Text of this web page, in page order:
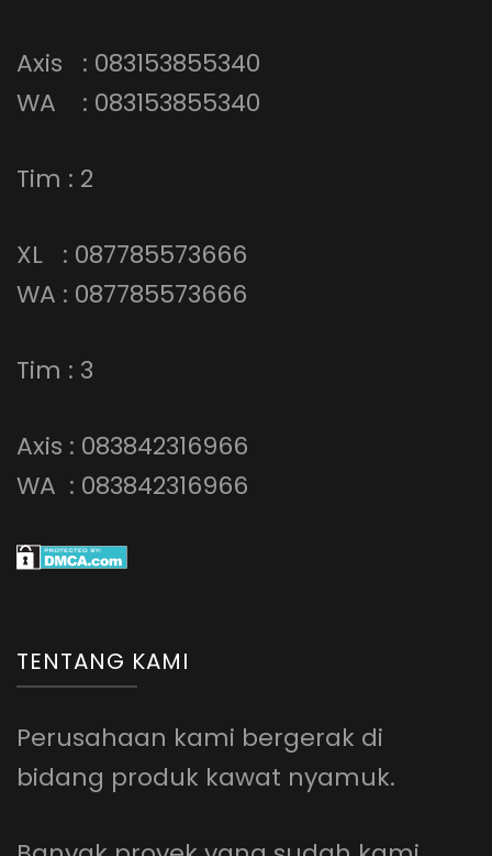
Axis : 083153855340
WA : 083153855340
Tim : 2
XL : 087785573666
WA : 087785573666
Tim : 3
Axis : 083842316966
WA : 083842316966
TENTANG KAMI
Perusahaan kami bergerak di
bidang produk kawat nyamuk.